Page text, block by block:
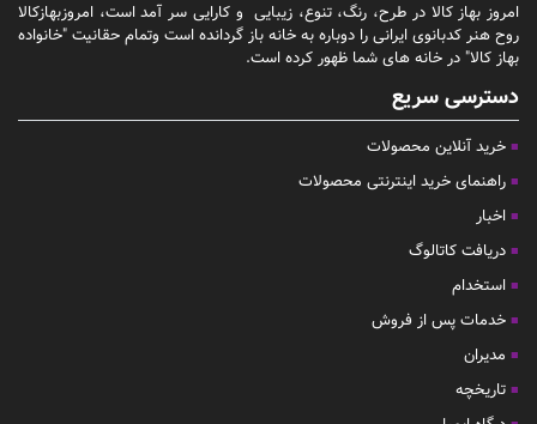
امروز بهاز کالا در طرح، رنگ، تنوع، زیبایی و کارایی سر آمد است، امروزبهازکالا
روح هنر کدبانوی ایرانی را دوباره به خانه باز گردانده است وتمام حقانیت "خانواده
بهاز کالا" در خانه های شما ظهور کرده است.
دسترسی سریع
خرید آنلاین محصولات
راهنمای خرید اینترنتی محصولات
اخبار
دریافت کاتالوگ
استخدام
خدمات پس از فروش
مدیران
تاریخچه